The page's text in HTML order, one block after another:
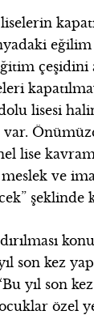
çeşidini
lisesi
var.
lise
ve
şeklinde
son kez
yıl son
özel